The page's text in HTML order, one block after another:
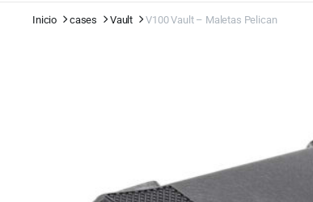
Inicio cases Vault V100 Vault – Maletas Pelican